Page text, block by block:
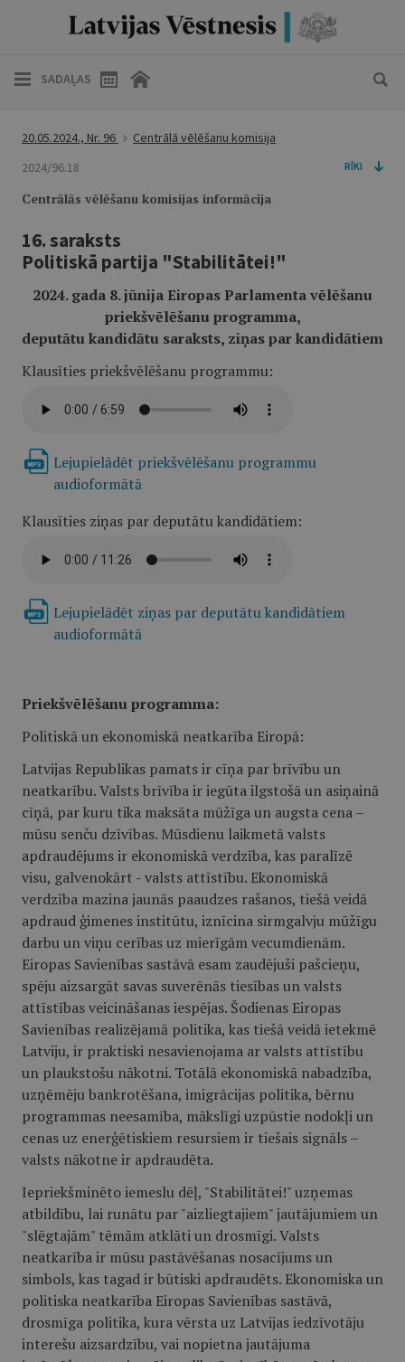
SADAĻAS
20.05.2024., Nr. 96
Centrālā vēlēšanu komisija
2024/96.18
RĪKI
Centrālās vēlēšanu komisijas informācija
16. saraksts
Politiskā partija "Stabilitātei!"
2024. gada 8. jūnija Eiropas Parlamenta vēlēšanu
priekšvēlēšanu programma,
deputātu kandidātu saraksts, ziņas par kandidātiem
Klausīties priekšvēlēšanu programmu:
Lejupielādēt priekšvēlēšanu programmu
audioformātā
Klausīties ziņas par deputātu kandidātiem:
Lejupielādēt ziņas par deputātu kandidātiem
audioformātā
Priekšvēlēšanu programma:
Politiskā un ekonomiskā neatkarība Eiropā:
Latvijas Republikas pamats ir cīņa par brīvību un
neatkarību. Valsts brīvība ir iegūta ilgstošā un asiņainā
cīņā, par kuru tika maksāta mūžīga un augsta cena –
mūsu senču dzīvības. Mūsdienu laikmetā valsts
apdraudējums ir ekonomiskā verdzība, kas paralīzē
visu, galvenokārt - valsts attīstību. Ekonomiskā
verdzība mazina jaunās paaudzes rašanos, tiešā veidā
apdraud ģimenes institūtu, iznīcina sirmgalvju mūžīgu
darbu un viņu cerības uz mierīgām vecumdienām.
Eiropas Savienības sastāvā esam zaudējuši pašcieņu,
spēju aizsargāt savas suverēnās tiesības un valsts
attīstības veicināšanas iespējas. Šodienas Eiropas
Savienības realizējamā politika, kas tiešā veidā ietekmē
Latviju, ir praktiski nesavienojama ar valsts attīstību
un plaukstošu nākotni. Totālā ekonomiskā nabadzība,
uzņēmēju bankrotēšana, imigrācijas politika, bērnu
programmas neesamība, mākslīgi uzpūstie nodokļi un
cenas uz enerģētiskiem resursiem ir tiešais signāls –
valsts nākotne ir apdraudēta.
Iepriekšminēto iemeslu dēļ, "Stabilitātei!" uzņemas
atbildību, lai runātu par "aizliegtajiem" jautājumiem un
"slēgtajām" tēmām atklāti un drosmīgi. Valsts
neatkarība ir mūsu pastāvēšanas nosacījums un
simbols, kas tagad ir būtiski apdraudēts. Ekonomiska un
politiska neatkarība Eiropas Savienības sastāvā,
drosmīga politika, kura vērsta uz Latvijas iedzīvotāju
interešu aizsardzību, vai nopietna jautājuma